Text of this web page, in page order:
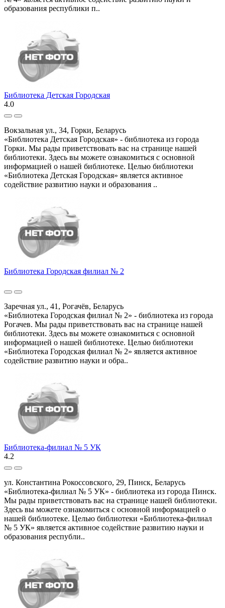
образования республики п..
Библиотека Детская Городская
4.0
Вокзальная ул., 34, Горки, Беларусь
«Библиотека Детская Городская» - библиотека из города
Горки. Мы рады приветствовать вас на странице нашей
библиотеки. Здесь вы можете ознакомиться с основной
информацией о нашей библиотеке. Целью библиотеки
«Библиотека Детская Городская» является активное
содействие развитию науки и образования ..
Библиотека Городская филиал № 2
Заречная ул., 41, Рогачёв, Беларусь
«Библиотека Городская филиал № 2» - библиотека из города
Рогачев. Мы рады приветствовать вас на странице нашей
библиотеки. Здесь вы можете ознакомиться с основной
информацией о нашей библиотеке. Целью библиотеки
«Библиотека Городская филиал № 2» является активное
содействие развитию науки и обра..
Библиотека-филиал № 5 УК
4.2
ул. Константина Рокоссовского, 29, Пинск, Беларусь
«Библиотека-филиал № 5 УК» - библиотека из города Пинск.
Мы рады приветствовать вас на странице нашей библиотеки.
Здесь вы можете ознакомиться с основной информацией о
нашей библиотеке. Целью библиотеки «Библиотека-филиал
№ 5 УК» является активное содействие развитию науки и
образования республи..